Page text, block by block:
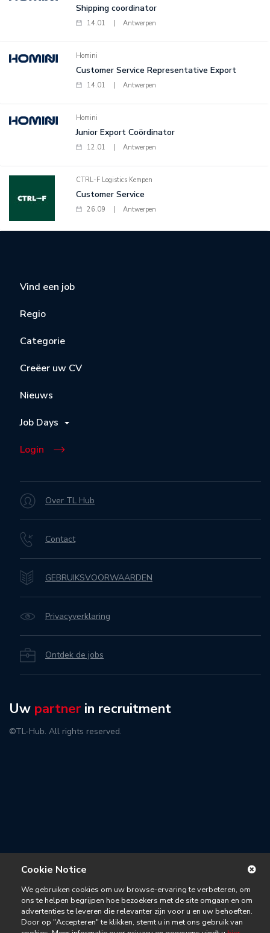
Shipping coordinator
14.01 Antwerpen
Homini
Customer Service Representative Export
14.01 Antwerpen
Homini
Junior Export Coördinator
12.01 Antwerpen
CTRL-F Logistics Kempen
Customer Service
26.09 Antwerpen
Vind een job
Regio
Categorie
Creëer uw CV
Nieuws
Job Days
Login
Over TL Hub
Contact
GEBRUIKSVOORWAARDEN
Privacyverklaring
Ontdek de jobs
Uw partner in recruitment
©TL-Hub. All rights reserved.
Cookie Notice
We gebruiken cookies om uw browse-ervaring te verbeteren, om
ons te helpen begrijpen hoe bezoekers met de site omgaan en om
advertenties te leveren die relevanter zijn voor u en uw behoeften.
Door op "Accepteren" te klikken, stemt u in met ons gebruik van